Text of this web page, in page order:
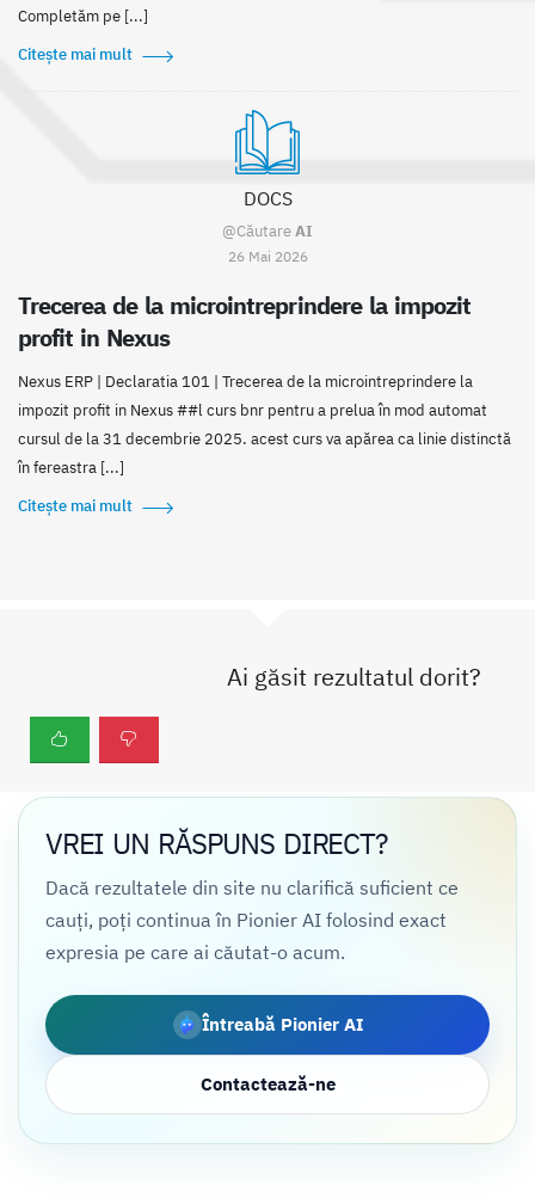
Completăm pe [...]
Citește mai mult
DOCS
@CăutareAI
26 Mai 2026
Trecerea de la microintreprindere la impozit
profit in Nexus
Nexus ERP | Declaratia 101 | Trecerea de la microintreprindere la
impozit profit in Nexus ##l curs bnr pentru a prelua în mod automat
cursul de la 31 decembrie 2025. acest curs va apărea ca linie distinctă
în fereastra [...]
Citește mai mult
Ai găsit rezultatul dorit?
VREI UN RĂSPUNS DIRECT?
Dacă rezultatele din site nu clarifică suficient ce
cauți, poți continua în Pionier AI folosind exact
expresia pe care ai căutat-o acum.
Întreabă Pionier AI
Contactează-ne